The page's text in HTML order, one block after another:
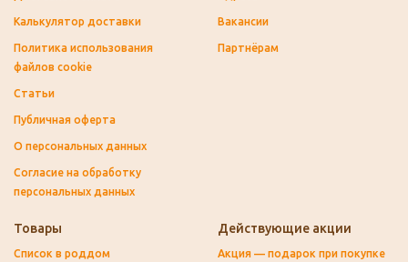
Калькулятор доставки
Политика использования
файлов cookie
Статьи
Публичная оферта
О персональных данных
Согласие на обработку
персональных данных
Вакансии
Партнёрам
Товары
Список в роддом
Действующие акции
Акция — подарок при покупке